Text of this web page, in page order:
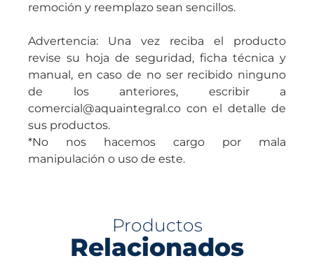
remoción y reemplazo sean sencillos.
Advertencia: Una vez reciba el producto
revise su hoja de seguridad, ficha técnica y
manual, en caso de no ser recibido ninguno
de los anteriores, escribir a
comercial@aquaintegral.co con el detalle de
sus productos.
*No nos hacemos cargo por mala
manipulación o uso de este.
Productos
Relacionados